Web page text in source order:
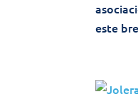
este